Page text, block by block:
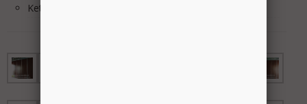
Ketingian Max : 1m s/d 7m